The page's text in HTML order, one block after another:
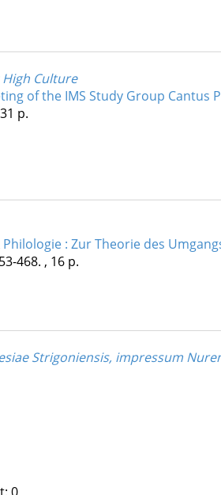
Culture
of the IMS Study Group Cantus
p.
: Zur Theorie des
468. , 16 p.
Strigoniensis, impressum